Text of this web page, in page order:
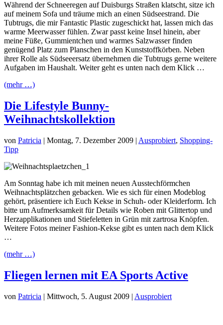
Während der Schneeregen auf Duisburgs Straßen klatscht, sitze ich
auf meinem Sofa und träume mich an einen Südseestrand. Die
Tubtrugs, die mir Fantastic Plastic zugeschickt hat, lassen mich das
warme Meerwasser fühlen. Zwar passt keine Insel hinein, aber
meine Füße, Gummientchen und warmes Salzwasser finden
genügend Platz zum Planschen in den Kunststoffkörben. Neben
ihrer Rolle als Südseeersatz übernehmen die Tubtrugs gerne weitere
Aufgaben im Haushalt. Weiter geht es unten nach dem Klick …
(mehr …)
Die Lifestyle Bunny-
Weihnachtskollektion
von Patricia | Montag, 7. Dezember 2009 | Ausprobiert, Shopping-
Tipp
Am Sonntag habe ich mit meinen neuen Ausstechförmchen
Weihnachtsplätzchen gebacken. Wie es sich für einen Modeblog
gehört, präsentiere ich Euch Kekse in Schuh- oder Kleiderform. Ich
bitte um Aufmerksamkeit für Details wie Roben mit Glittertop und
Herzapplikationen und Stiefeletten in Grün mit zartrosa Knöpfen.
Weitere Fotos meiner Fashion-Kekse gibt es unten nach dem Klick
…
(mehr …)
Fliegen lernen mit EA Sports Active
von Patricia | Mittwoch, 5. August 2009 | Ausprobiert